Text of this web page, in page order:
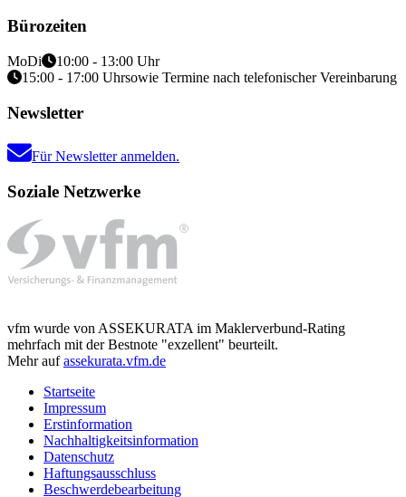
Bürozeiten
MoDi
10:00 - 13:00 Uhr
15:00 - 17:00 Uhrsowie Termine nach telefonischer Vereinbarung
Newsletter
Für Newsletter anmelden.
Soziale Netzwerke
vfm wurde von ASSEKURATA im Maklerverbund-Rating
mehrfach mit der Bestnote "exzellent" beurteilt.
Mehr aufassekurata.vfm.de
Startseite
Impressum
Erstinformation
Nachhaltigkeitsinformation
Datenschutz
Haftungsausschluss
Beschwerdebearbeitung